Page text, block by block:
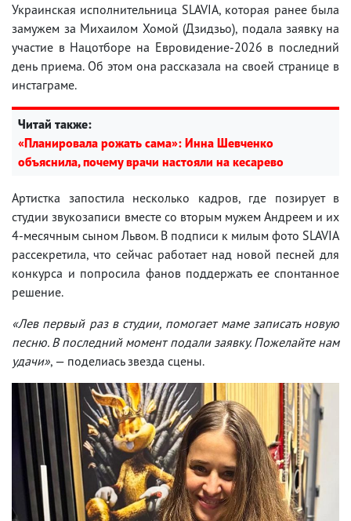
Украинская исполнительница SLAVIA, которая ранее была
замужем за Михаилом Хомой (Дзидзьо), подала заявку на
участие в Нацотборе на Евровидение-2026 в последний
день приема. Об этом она рассказала на своей странице в
инстаграме.
Читай также:
«Планировала рожать сама»: Инна Шевченко
объяснила, почему врачи настояли на кесарево
Артистка запостила несколько кадров, где позирует в
студии звукозаписи вместе со вторым мужем Андреем и их
4-месячным сыном Львом. В подписи к милым фото SLAVIA
рассекретила, что сейчас работает над новой песней для
конкурса и попросила фанов поддержать ее спонтанное
решение.
«Лев первый раз в студии, помогает маме записать новую
песню. В последний момент подали заявку. Пожелайте нам
удачи», — поделиась звезда сцены.